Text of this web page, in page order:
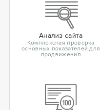
Анализ сайта
Комплексная проверка
основных показателей для
продвижения